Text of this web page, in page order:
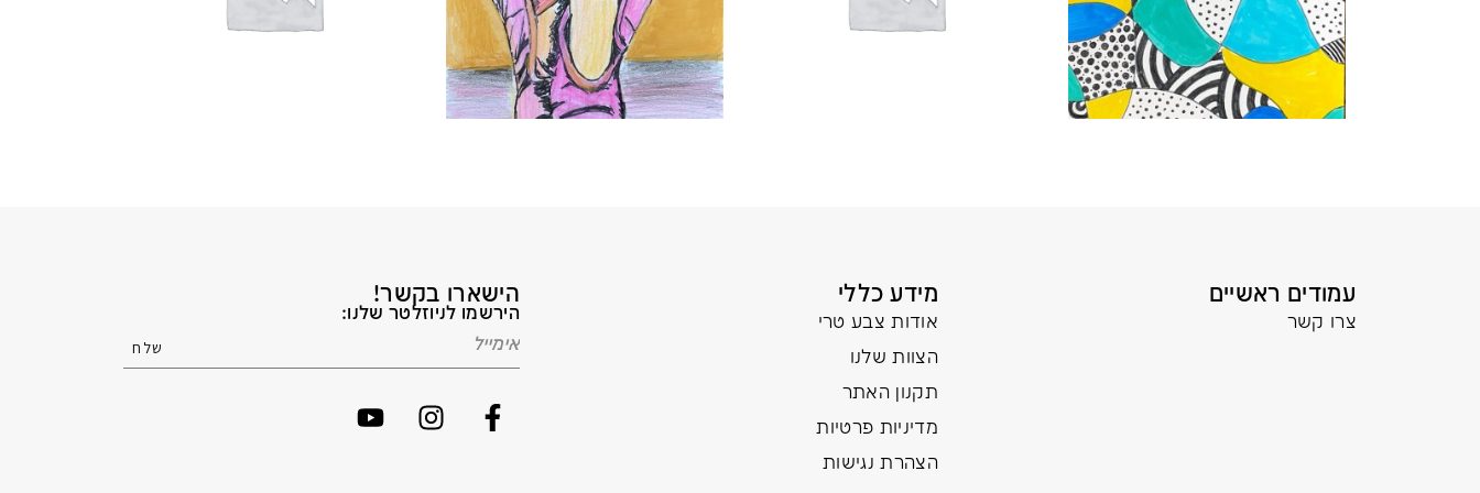
עמודים ראשיים
צרו קשר
מידע כללי
אודות צבע טרי
הצוות שלנו
תקנון האתר
מדיניות פרטיות
הצהרת נגישות
הישארו בקשר!
הירשמו לניוזלטר שלנו: